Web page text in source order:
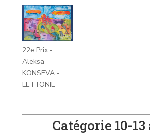
22e Prix -
Aleksa
KONSEVA -
LETTONIE
Catégorie 10-13